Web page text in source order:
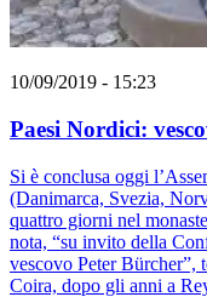
10/09/2019 - 15:23
Paesi Nordici:
Si è conclusa oggi
(Danimarca, Svezia,
quattro giorni nel
nota, “su invito della
vescovo Peter Bürcher”,
Coira, dopo gli anni a